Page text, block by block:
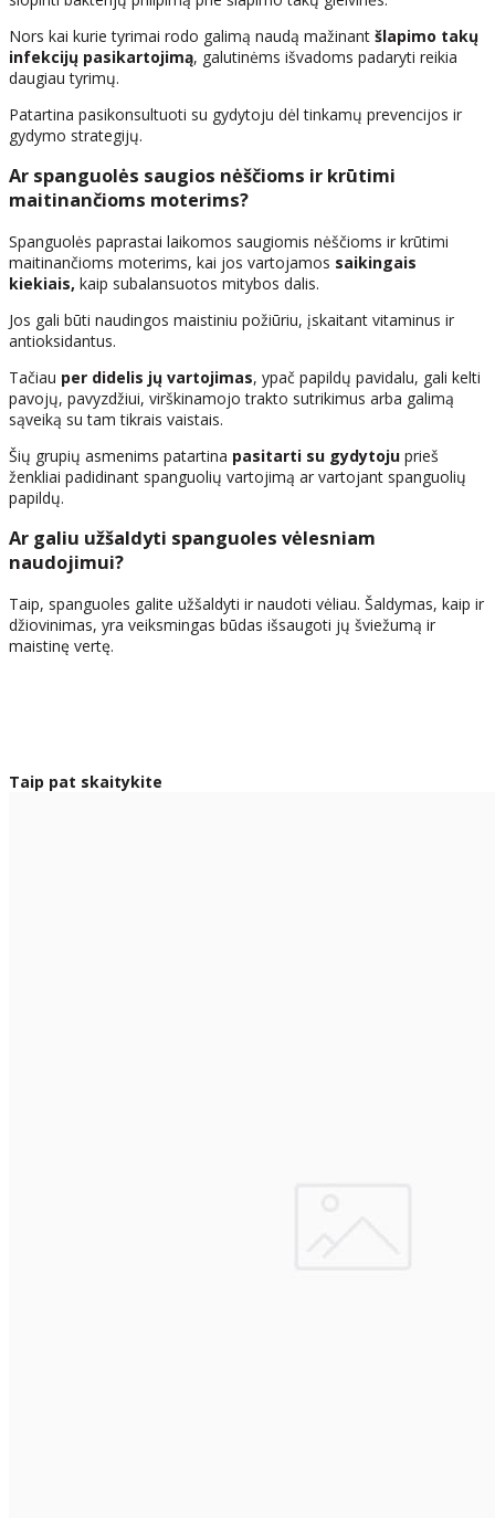
Nors kai kurie tyrimai rodo galimą naudą mažinant šlapimo takų
infekcijų pasikartojimą, galutinėms išvadoms padaryti reikia
daugiau tyrimų.
Patartina pasikonsultuoti su gydytoju dėl tinkamų prevencijos ir
gydymo strategijų.
Ar spanguolės saugios nėščioms ir krūtimi
maitinančioms moterims?
Spanguolės paprastai laikomos saugiomis nėščioms ir krūtimi
maitinančioms moterims, kai jos vartojamos saikingais
kiekiais, kaip subalansuotos mitybos dalis.
Jos gali būti naudingos maistiniu požiūriu, įskaitant vitaminus ir
antioksidantus.
Tačiau per didelis jų vartojimas, ypač papildų pavidalu, gali kelti
pavojų, pavyzdžiui, virškinamojo trakto sutrikimus arba galimą
sąveiką su tam tikrais vaistais.
Šių grupių asmenims patartina pasitarti su gydytoju prieš
ženkliai padidinant spanguolių vartojimą ar vartojant spanguolių
papildų.
Ar galiu užšaldyti spanguoles vėlesniam
naudojimui?
Taip, spanguoles galite užšaldyti ir naudoti vėliau. Šaldymas, kaip ir
džiovinimas, yra veiksmingas būdas išsaugoti jų šviežumą ir
maistinę vertę.
Taip pat skaitykite